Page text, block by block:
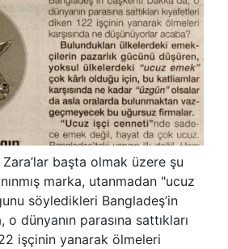
Zara’lar başta olmak üzere şu
marka, utanmadan "ucuz
söyledikleri Bangladeş’in
o dünyanın parasına sattıkları
işçinin yanarak ölmeleri